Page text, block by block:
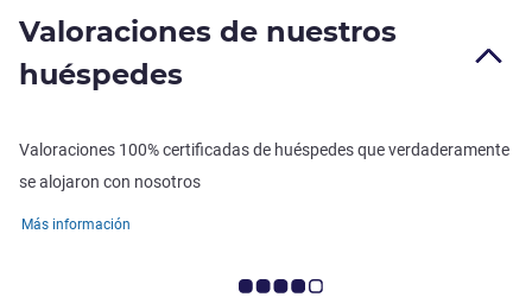
Valoraciones de nuestros
huéspedes
Valoraciones 100% certificadas de huéspedes que verdaderamente
se alojaron con nosotros
Más información